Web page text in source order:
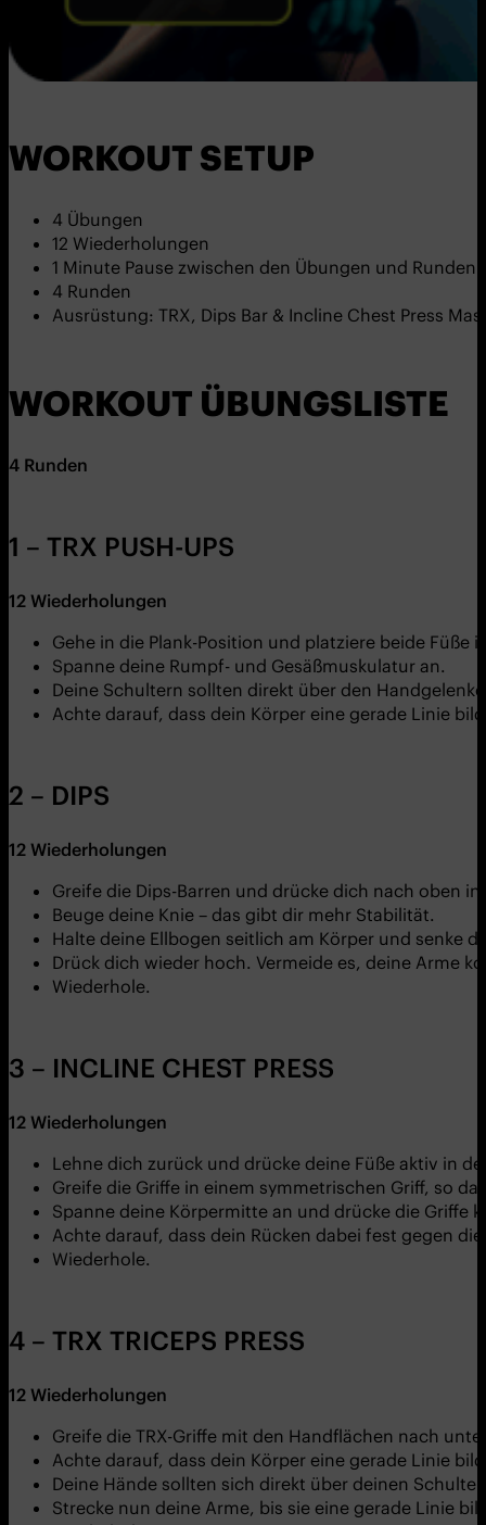
WORKOUT SETUP
4 Übungen
12 Wiederholungen
1 Minute Pause zwischen den Übungen und Runden
4 Runden
Ausrüstung: TRX, Dips Bar & Incline Chest Press
WORKOUT ÜBUNGSLISTE
4 Runden
1 – TRX PUSH-UPS
12 Wiederholungen
Gehe in die Plank-Position und platziere beide Füße
Spanne deine Rumpf- und Gesäßmuskulatur an.
Deine Schultern sollten direkt über den
Achte darauf, dass dein Körper eine gerade Linie
2 – DIPS
12 Wiederholungen
Greife die Dips-Barren und drücke dich nach oben
Beuge deine Knie – das gibt dir mehr Stabilität.
Halte deine Ellbogen seitlich am Körper und senke
Drück dich wieder hoch. Vermeide es, deine Arme
Wiederhole.
3 – INCLINE CHEST PRESS
12 Wiederholungen
Lehne dich zurück und drücke deine Füße aktiv in
Greife die Griffe in einem symmetrischen Griff, so
Spanne deine Körpermitte an und drücke die Griffe
Achte darauf, dass dein Rücken dabei fest gegen
Wiederhole.
4 – TRX TRICEPS PRESS
12 Wiederholungen
Greife die TRX-Griffe mit den Handflächen nach
Achte darauf, dass dein Körper eine gerade Linie
Deine Hände sollten sich direkt über deinen
Strecke nun deine Arme, bis sie eine gerade Linie